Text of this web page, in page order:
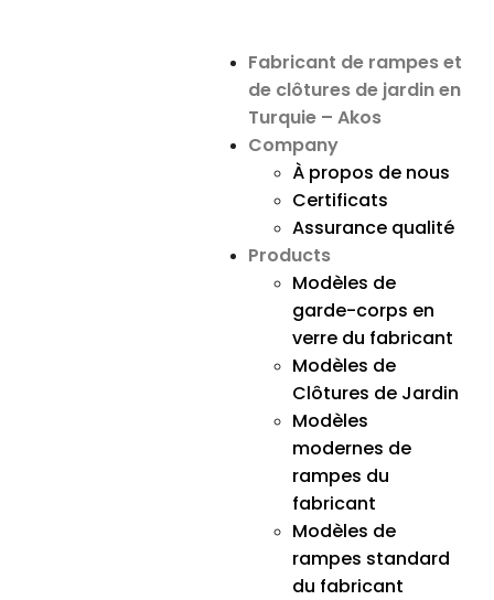
Fabricant de rampes et
de clôtures de jardin en
Turquie – Akos
Company
À propos de nous
Certificats
Assurance qualité
Products
Modèles de
garde-corps en
verre du fabricant
Modèles de
Clôtures de Jardin
Modèles
modernes de
rampes du
fabricant
Modèles de
rampes standard
du fabricant